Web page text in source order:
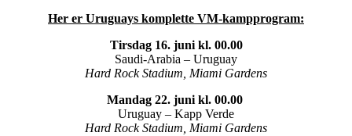
Her er Uruguays komplette VM-kampprogram:
Tirsdag 16. juni kl. 00.00
Saudi-Arabia – Uruguay
Hard Rock Stadium, Miami Gardens
Mandag 22. juni kl. 00.00
Uruguay – Kapp Verde
Hard Rock Stadium, Miami Gardens